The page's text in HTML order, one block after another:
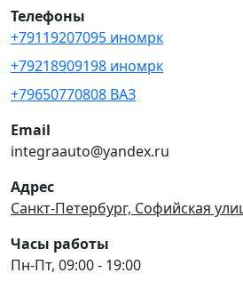
Телефоны
+79119207095 иномрк
+79218909198 иномрк
+79650770808 ВАЗ
Email
integraauto@yandex.ru
Адрес
Санкт-Петербург, Софийская
Часы работы
Пн-Пт, 09:00 - 19:00